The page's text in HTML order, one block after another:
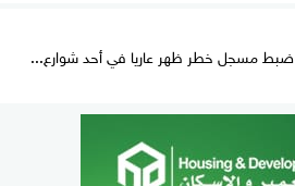
ضبط مسجل خطر ظهر عاريا في أحد شوارع...